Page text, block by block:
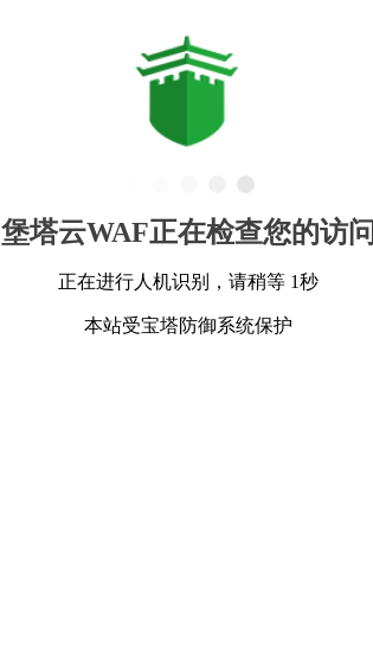
堡塔云WAF正在检查您的访问
正在进行人机识别，请稍等 1秒
本站受宝塔防御系统保护